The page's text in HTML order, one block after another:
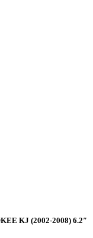
KJ (2002-2008) 6.2″